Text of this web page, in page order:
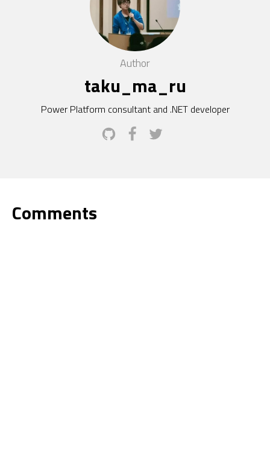
Author
taku_ma_ru
Power Platform consultant and .NET developer
Comments